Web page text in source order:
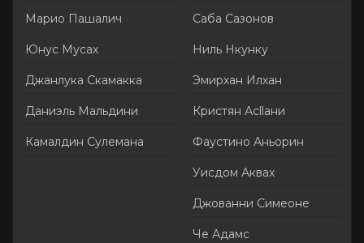
Марио Пашалич
Юнус Мусах
Джанлука Скамакка
Даниэль Мальдини
Камалдин Сулемана
Саба Сазонов
Ниль Нкунку
Эмирхан Илхан
Кристян Асllани
Фаустино Аньорин
Уисдом Аквах
Джованни Симеоне
Че Адамс